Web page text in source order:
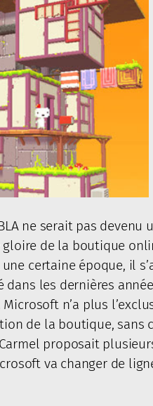
ne serait pas
de la boutique
certaine époque, il
les dernières
n’a plus
de la boutique,
proposait
va changer de